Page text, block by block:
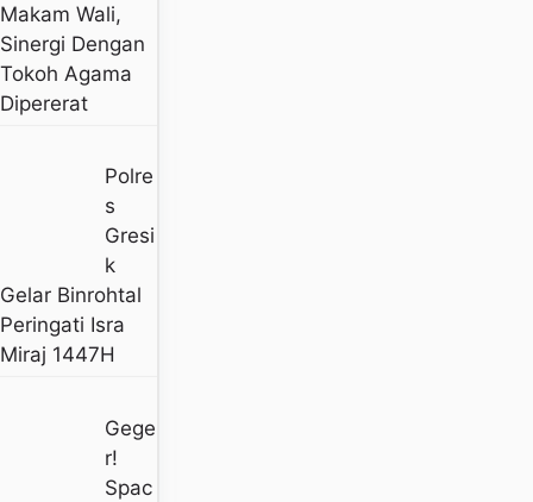
Makam Wali,
Sinergi Dengan
Tokoh Agama
Dipererat
Polre
S
Gresi
K
Gelar Binrohtal
Peringati Isra
Miraj 1447H
Gege
R!
Spac